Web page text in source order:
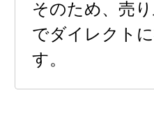
そのため、売り
でダイレクト
す。